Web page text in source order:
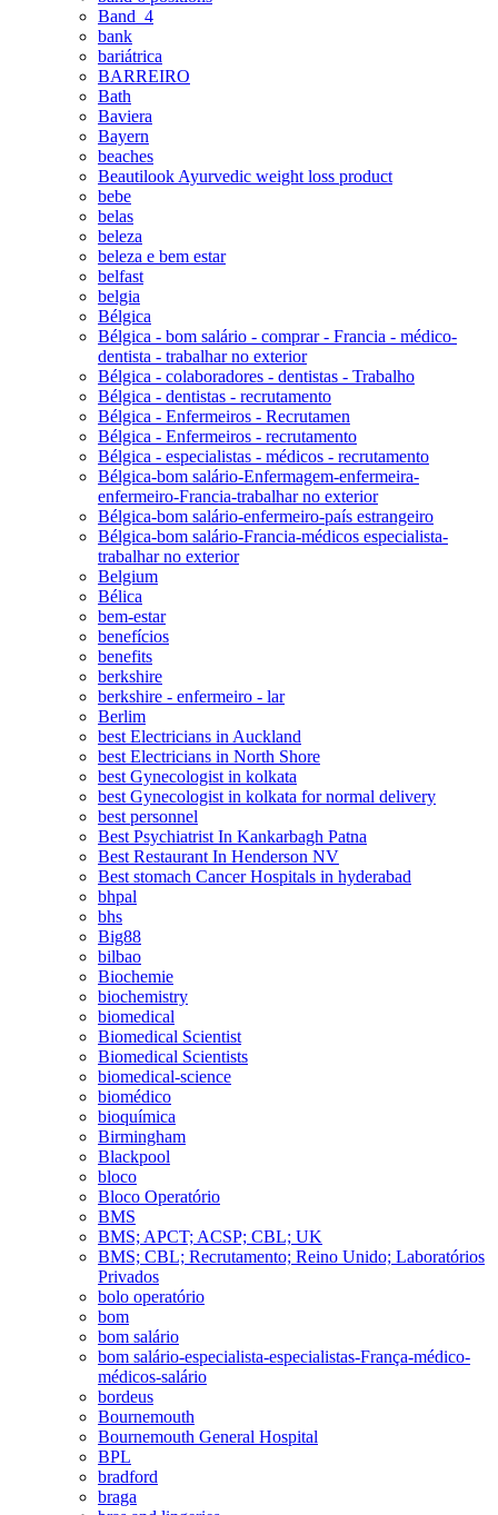
Band_4
bank
bariátrica
BARREIRO
Bath
Baviera
Bayern
beaches
Beautilook Ayurvedic weight loss product
bebe
belas
beleza
beleza e bem estar
belfast
belgia
Bélgica
Bélgica - bom salário - comprar - Francia - médico-
dentista - trabalhar no exterior
Bélgica - colaboradores - dentistas - Trabalho
Bélgica - dentistas - recrutamento
Bélgica - Enfermeiros - Recrutamen
Bélgica - Enfermeiros - recrutamento
Bélgica - especialistas - médicos - recrutamento
Bélgica-bom salário-Enfermagem-enfermeira-
enfermeiro-Francia-trabalhar no exterior
Bélgica-bom salário-enfermeiro-país estrangeiro
Bélgica-bom salário-Francia-médicos especialista-
trabalhar no exterior
Belgium
Bélica
bem-estar
benefícios
benefits
berkshire
berkshire - enfermeiro - lar
Berlim
best Electricians in Auckland
best Electricians in North Shore
best Gynecologist in kolkata
best Gynecologist in kolkata for normal delivery
best personnel
Best Psychiatrist In Kankarbagh Patna
Best Restaurant In Henderson NV
Best stomach Cancer Hospitals in hyderabad
bhpal
bhs
Big88
bilbao
Biochemie
biochemistry
biomedical
Biomedical Scientist
Biomedical Scientists
biomedical-science
biomédico
bioquímica
Birmingham
Blackpool
bloco
Bloco Operatório
BMS
BMS; APCT; ACSP; CBL; UK
BMS; CBL; Recrutamento; Reino Unido; Laboratórios
Privados
bolo operatório
bom
bom salário
bom salário-especialista-especialistas-França-médico-
médicos-salário
bordeus
Bournemouth
Bournemouth General Hospital
BPL
bradford
braga